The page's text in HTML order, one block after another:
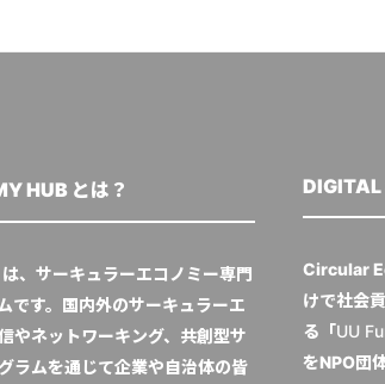
HUB とは？
、サーキュラーエコノミー専門
です。国内外のサーキュラーエ
やネットワーキング、共創型サ
ラムを通じて企業や自治体の皆
Circular
けで社会
る「UU
をNPO団